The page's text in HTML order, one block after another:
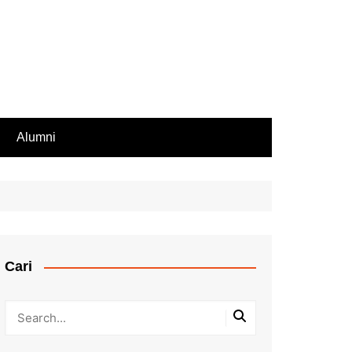
Rapor
Nilai
Alumni
Cari